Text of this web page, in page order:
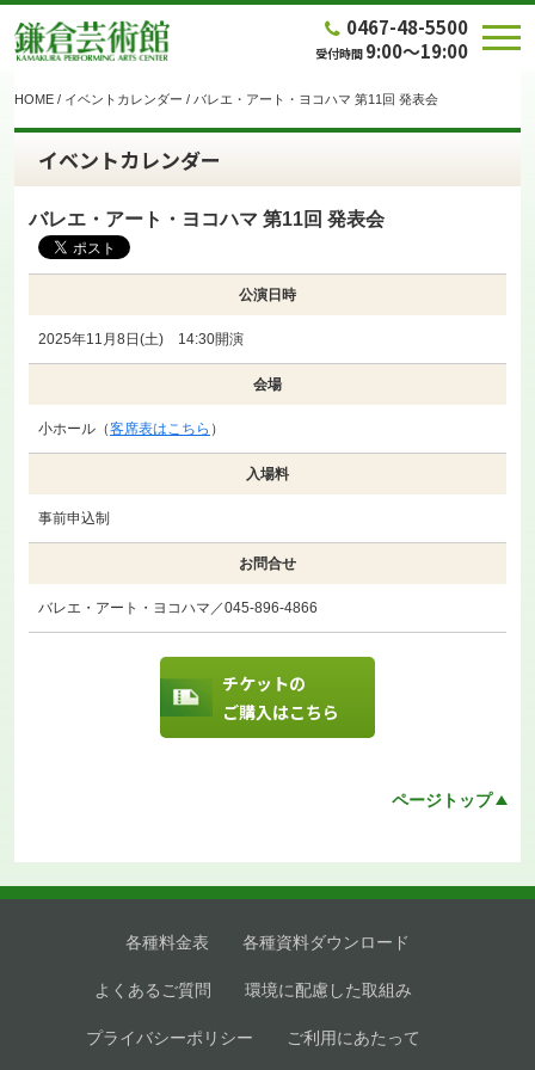
0467-48-5500
受付時間 9:00～19:00
HOME / イベントカレンダー / バレエ・アート・ヨコハマ 第11回 発表会
チケットの
ご購入はこちら
イベントカレンダー
バレエ・アート・ヨコハマ 第11回 発表会
公演日時
2025年11月8日(土) 14:30開演
会場
小ホール（客席表はこちら ）
入場料
事前申込制
お問合せ
バレエ・アート・ヨコハマ／045-896-4866
ページトップ
各種料金表 各種資料ダウンロード
よくあるご質問 環境に配慮した取組み
プライバシーポリシー ご利用にあたって